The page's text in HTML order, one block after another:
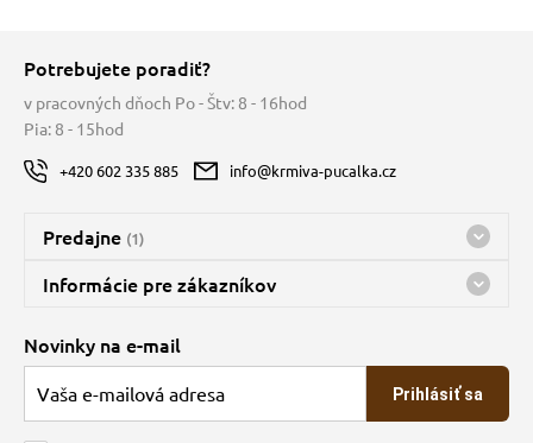
Potrebujete poradiť?
v pracovných dňoch Po - Štv: 8 - 16hod
Pia: 8 - 15hod
+420 602 335 885 info@krmiva-pucalka.cz
Predajne (1)
Predajňa a sklad Kbely
Bohužiaľ, momentálne máme zatvorené
Informácie pre zákazníkov
O spoločnosti
Veľkoobchod
Novinky na e-mail
Prihlásiť sa